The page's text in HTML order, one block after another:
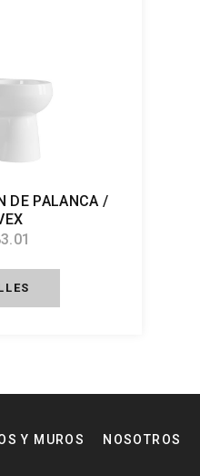
DE PALANCA /
Y MUROS
NOSOTROS